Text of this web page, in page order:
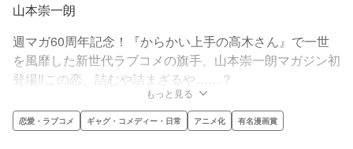
山本崇一朗
週マガ60周年記念！『からかい上手の高木さん』で一世
を風靡した新世代ラブコメの旗手、山本崇一朗マガジン初
登場‼この恋、詰むや詰まざるや……？
もっと見る
恋愛・ラブコメ ギャグ・コメディー・日常 アニメ化 有名漫画賞